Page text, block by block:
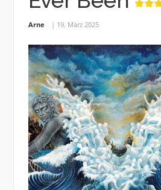
Arne 19. März 2025